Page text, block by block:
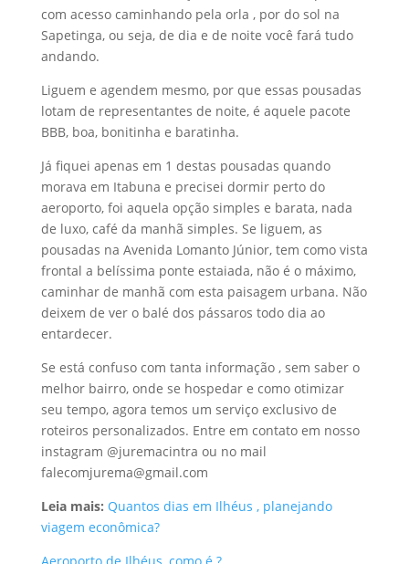
com acesso caminhando pela orla , por do sol na
Sapetinga, ou seja, de dia e de noite você fará tudo
andando.
Liguem e agendem mesmo, por que essas pousadas
lotam de representantes de noite, é aquele pacote
BBB, boa, bonitinha e baratinha.
Já fiquei apenas em 1 destas pousadas quando
morava em Itabuna e precisei dormir perto do
aeroporto, foi aquela opção simples e barata, nada
de luxo, café da manhã simples. Se liguem, as
pousadas na Avenida Lomanto Júnior, tem como vista
frontal a belíssima ponte estaiada, não é o máximo,
caminhar de manhã com esta paisagem urbana. Não
deixem de ver o balé dos pássaros todo dia ao
entardecer.
Se está confuso com tanta informação , sem saber o
melhor bairro, onde se hospedar e como otimizar
seu tempo, agora temos um serviço exclusivo de
roteiros personalizados. Entre em contato em nosso
instagram @juremacintra ou no mail
falecomjurema@gmail.com
Leia mais: Quantos dias em Ilhéus , planejando
viagem econômica?
Aeroporto de Ilhéus, como é ?